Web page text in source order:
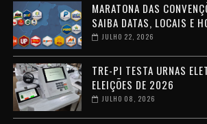
MARATONA DAS
SAIBA DATAS, LOCAIS E
JULHO 22, 2026
TRE-PI TESTA URNAS
ELEIÇÕES DE 2026
JULHO 08, 2026